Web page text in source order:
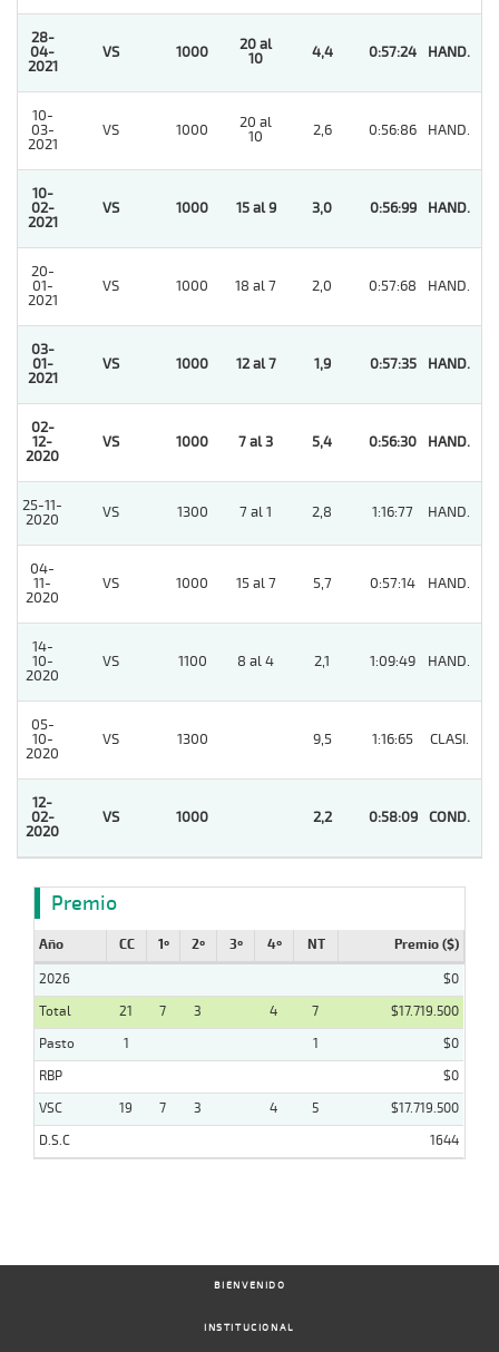
28-
04-
2021
VS 1000
20 al
10
4,4 0:57:24 HAND.
10-
03-
2021
VS 1000
20 al
10
2,6 0:56:86 HAND.
10-
02-
2021
VS 1000 15 al 9 3,0 0:56:99 HAND.
20-
01-
2021
VS 1000 18 al 7 2,0 0:57:68 HAND.
03-
01-
2021
VS 1000 12 al 7 1,9 0:57:35 HAND.
02-
12-
2020
VS 1000 7 al 3 5,4 0:56:30 HAND.
25-11-
2020
VS 1300 7 al 1 2,8 1:16:77 HAND.
04-
11-
2020
VS 1000 15 al 7 5,7 0:57:14 HAND.
14-
10-
2020
VS 1100 8 al 4 2,1 1:09:49 HAND.
05-
10-
2020
VS 1300 9,5 1:16:65 CLASI.
12-
02-
2020
VS 1000 2,2 0:58:09 COND.
Premio
Año CC 1º 2º 3º 4º NT Premio ($)
2026
$0
Total
21 7 3 4 7
$17.719.500
Pasto
1 1
$0
RBP
$0
VSC
19 7 3 4 5
$17.719.500
D.S.C
1644
BIENVENIDO
INSTITUCIONAL